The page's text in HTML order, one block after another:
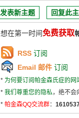
发表新主题 回复此
想在第一时间免费获取
RSS 订阅
Email 邮件 订阅
* 为何要订阅帕金森氏症的网
* 我们尊重您的隐私，绝不会
* 帕金森QQ交流群：